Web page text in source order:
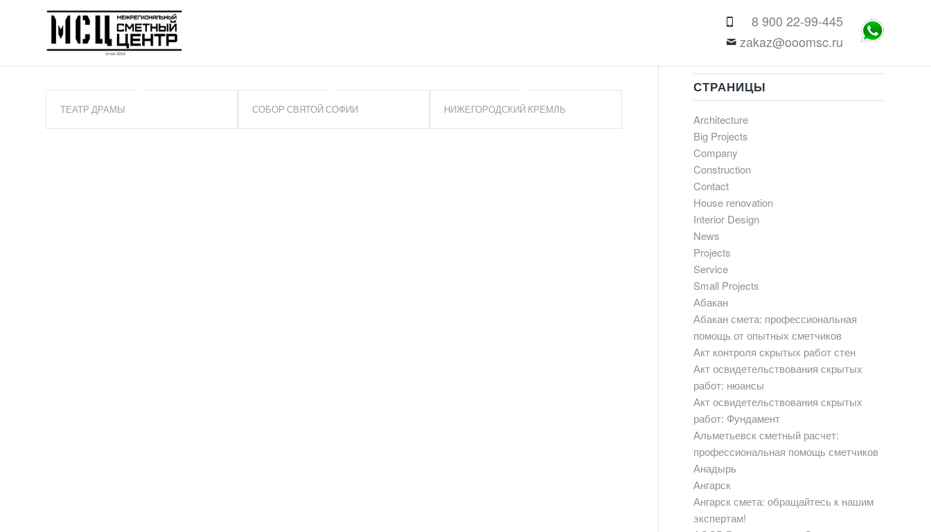
8 900 22-99-445
zakaz@ooomsc.ru
ТЕАТР ДРАМЫ СОБОР СВЯТОЙ СОФИИ НИЖЕГОРОДСКИЙ КРЕМЛЬ
СТРАНИЦЫ
Architecture
Big Projects
Company
Construction
Contact
House renovation
Interior Design
News
Projects
Service
Small Projects
Абакан
Абакан смета: профессиональная
помощь от опытных сметчиков
Акт контроля скрытых работ стен
Акт освидетельствования скрытых
работ: нюансы
Акт освидетельствования скрытых
работ: Фундамент
Альметьевск сметный расчет:
профессиональная помощь сметчиков
Анадырь
Ангарск
Ангарск смета: обращайтесь к нашим
экспертам!